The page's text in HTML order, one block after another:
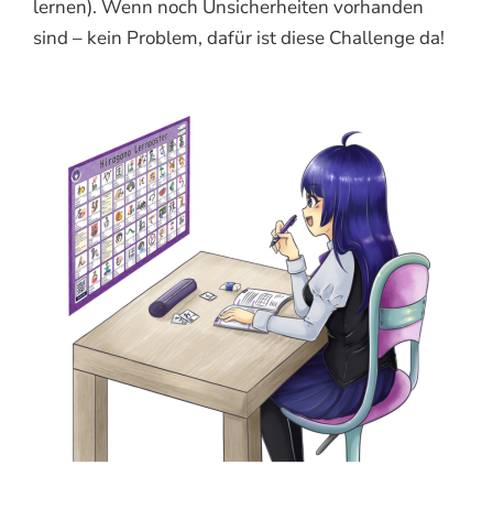
lernen). Wenn noch Unsicherheiten vorhanden
sind – kein Problem, dafür ist diese Challenge da!